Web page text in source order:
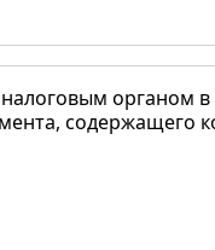
органом
содержащего